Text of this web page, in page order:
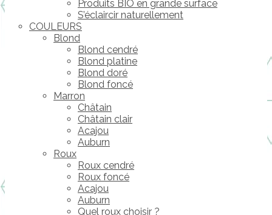
Produits BIO en grande surface
S’éclaircir naturellement
COULEURS
Blond
Blond cendré
Blond platine
Blond doré
Blond foncé
Marron
Châtain
Châtain clair
Acajou
Auburn
Roux
Roux cendré
Roux foncé
Acajou
Auburn
Quel roux choisir ?